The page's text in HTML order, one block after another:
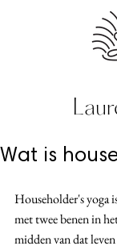
Wat is
Householder's yoga
met twee benen in
midden van dat